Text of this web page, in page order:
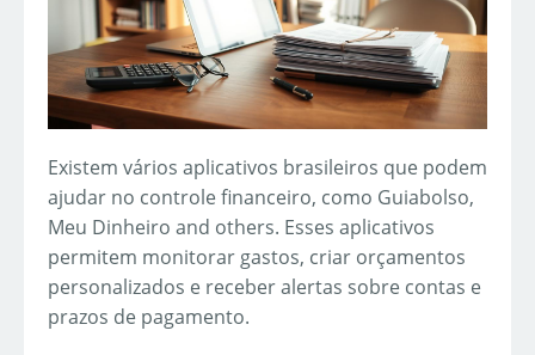
Existem vários aplicativos brasileiros que podem
ajudar no controle financeiro, como Guiabolso,
Meu Dinheiro and others. Esses aplicativos
permitem monitorar gastos, criar orçamentos
personalizados e receber alertas sobre contas e
prazos de pagamento.